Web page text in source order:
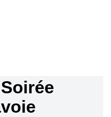
Soirée